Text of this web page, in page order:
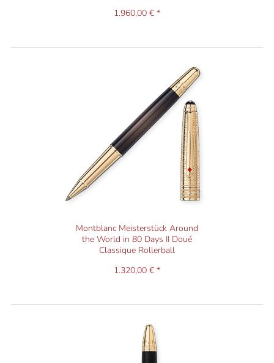
1.960,00 € *
Montblanc Meisterstück Around
the World in 80 Days II Doué
Classique Rollerball
1.320,00 € *